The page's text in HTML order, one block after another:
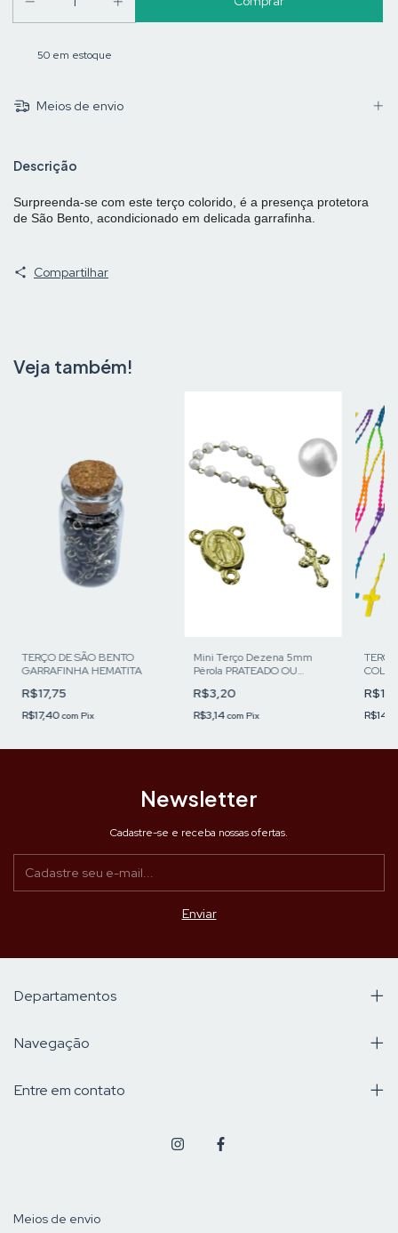
50em estoque
Meios de envio
Descrição
Surpreenda-se com este terço colorido, é a presença protetora
de São Bento, acondicionado em delicada garrafinha.
Compartilhar
Veja também!
TERÇO DE SÃO BENTO
GARRAFINHA HEMATITA
R$17,75
R$17,40com Pix
Mini Terço Dezena 5mm
Pérola PRATEADO OU
R$3,20
R$3,14com Pix
Newsletter
Cadastre-se e receba nossas ofertas.
Departamentos
Navegação
Entre em contato
Meios de envio